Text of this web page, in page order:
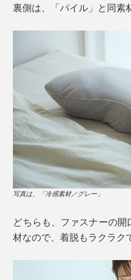
裏側は、「パイル」と同素
写真は、「冷感素材／グレー」
どちらも、ファスナーの
材なので、着脱もラクラク